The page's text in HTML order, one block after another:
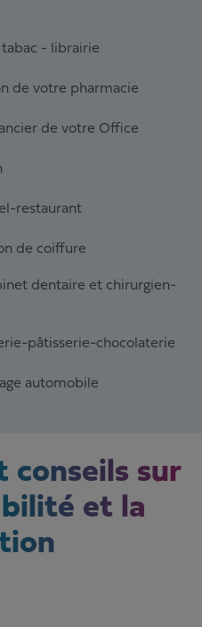
- librairie
de votre pharmacie
de votre Office
restaurant
de coiffure
dentaire et chirurgien-
pâtisserie-chocolaterie
automobile
conseils sur
et la